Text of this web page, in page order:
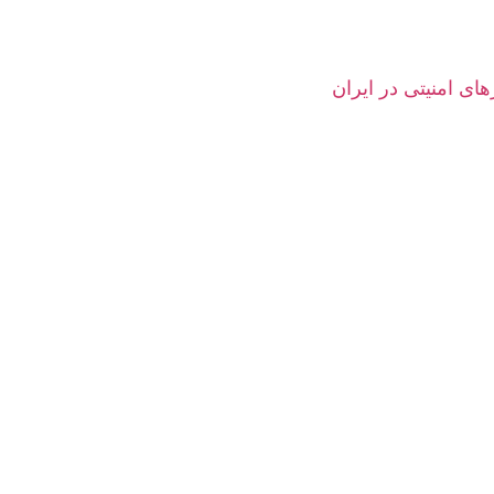
امنیتی در ایران